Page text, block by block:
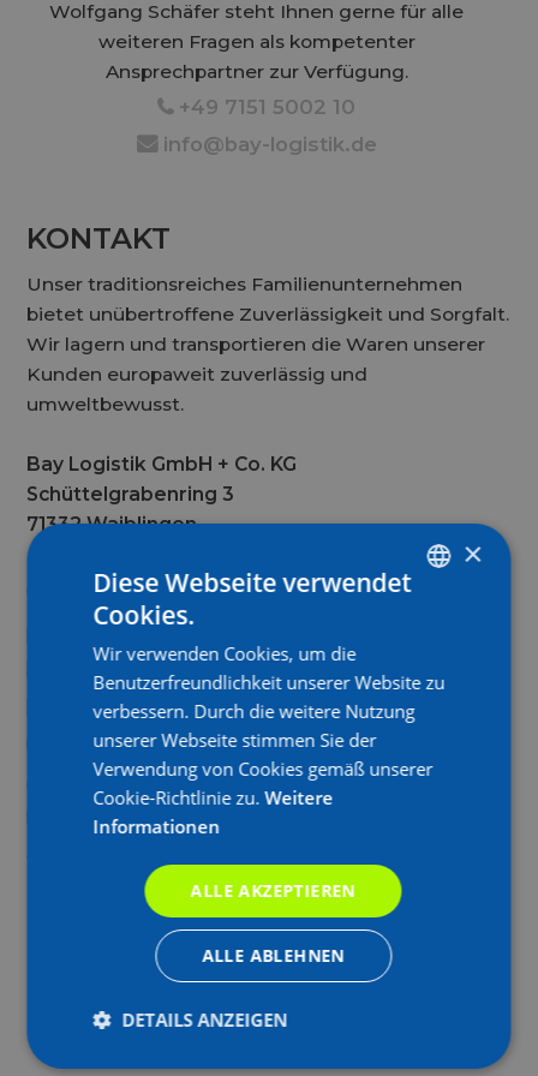
Wolfgang Schäfer steht Ihnen gerne für alle
weiteren Fragen als kompetenter
Ansprechpartner zur Verfügung.
1+49 7151 5002 10
6 info@bay-logistik.de
KONTAKT
Unser traditionsreiches Familienunternehmen
bietet unübertroffene Zuverlässigkeit und Sorgfalt.
Wir lagern und transportieren die Waren unserer
Kunden europaweit zuverlässig und
umweltbewusst.
Bay Logistik GmbH + Co. KG
Schüttelgrabenring 3
71332 Waiblingen
+49 7151 5002 10
+49 7151 5002 119
info@bay-logistik.de
LinkedIn
Instagram
YouTube
Facebook
Sie haben eine Frage zu unseren Produkten,
unseren Services oder anderen Themen rund um
helfen Ihnen kompetent weiter.
×
Diese Webseite verwendet
Cookies.
Wir verwenden Cookies, um die
Benutzerfreundlichkeit unserer Website zu
verbessern. Durch die weitere Nutzung
unserer Webseite stimmen Sie der
Verwendung von Cookies gemäß unserer
Cookie-Richtlinie zu. Weitere
Informationen
ALLE AKZEPTIEREN
ALLE ABLEHNEN
DETAILS ANZEIGEN